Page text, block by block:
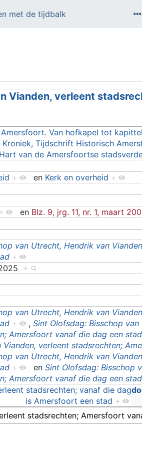
met de tijdbalk
Vianden, verleent
Van hofkapel tot
Kroniek, Tijdschrift Historisch
van de Amersfoortse
+ en Kerk en overheid +
+ en Blz. 9, jrg. 11, nr. 1, maart
van Utrecht, Hendrik van
+
+
van Utrecht, Hendrik van
+ ,Sint Olofsdag: Bisschop
Amersfoort vanaf die dag een stad
Vianden, verleent stadsrechten;
van Utrecht, Hendrik van
+ enSint Olofsdag: Bisschop
Amersfoort vanaf die dag een stad
stadsrechten; vanaf die dag
is Amersfoort een stad +